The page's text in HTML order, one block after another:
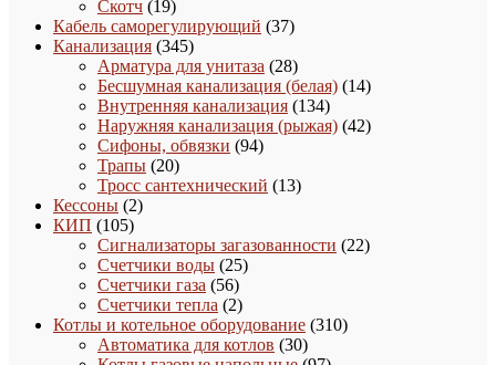
Скотч 1919
товаров
Кабель саморегулирующий 3737
Канализация 345345
товаров
Арматура для унитаза 2828
товаров
Бесшумная канализация (белая) 1414
Внутренняя канализация 134134
товара
Наружняя канализация (рыжая) 4242
Сифоны, обвязки 9494
Трапы 2020
товаров
Тросс сантехнический 1313
Кессоны 22
КИП 105105
товаров
Сигнализаторы загазованности 2222
Счетчики воды 2525
Счетчики газа 5656
товаров
Счетчики тепла 22
товара
Котлы и котельное оборудование 310310
Автоматика для котлов 3030